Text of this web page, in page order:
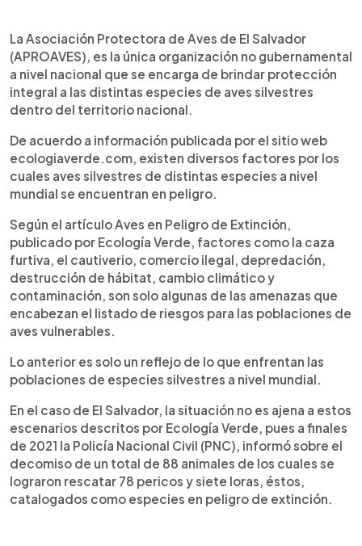
► Escuchar artículo
La Asociación Protectora de Aves de El Salvador
(APROAVES), es la única organización no gubernamental
a nivel nacional que se encarga de brindar protección
integral a las distintas especies de aves silvestres
dentro del territorio nacional.
De acuerdo a información publicada por el sitio web
ecologiaverde.com, existen diversos factores por los
cuales aves silvestres de distintas especies a nivel
mundial se encuentran en peligro.
Según el artículo Aves en Peligro de Extinción,
publicado por Ecología Verde, factores como la caza
furtiva, el cautiverio, comercio ilegal, depredación,
destrucción de hábitat, cambio climático y
contaminación, son solo algunas de las amenazas que
encabezan el listado de riesgos para las poblaciones de
aves vulnerables.
Lo anterior es solo un reflejo de lo que enfrentan las
poblaciones de especies silvestres a nivel mundial.
En el caso de El Salvador, la situación no es ajena a estos
escenarios descritos por Ecología Verde, pues a finales
de 2021 la Policía Nacional Civil (PNC), informó sobre el
decomiso de un total de 88 animales de los cuales se
lograron rescatar 78 pericos y siete loras, éstos,
catalogados como especies en peligro de extinción.